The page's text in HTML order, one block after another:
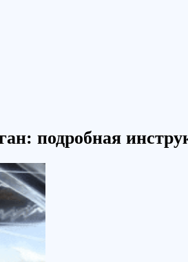
подробная